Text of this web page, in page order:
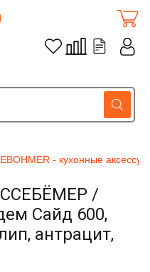
- кухонные
/
Сайд 600,
антрацит,